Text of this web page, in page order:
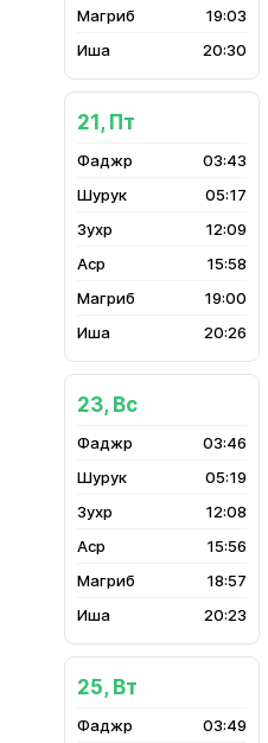
19:03
20:30
21, Пт
03:43
05:17
12:09
15:58
19:00
20:26
23, Вс
03:46
05:19
12:08
15:56
18:57
20:23
25, Вт
03:49